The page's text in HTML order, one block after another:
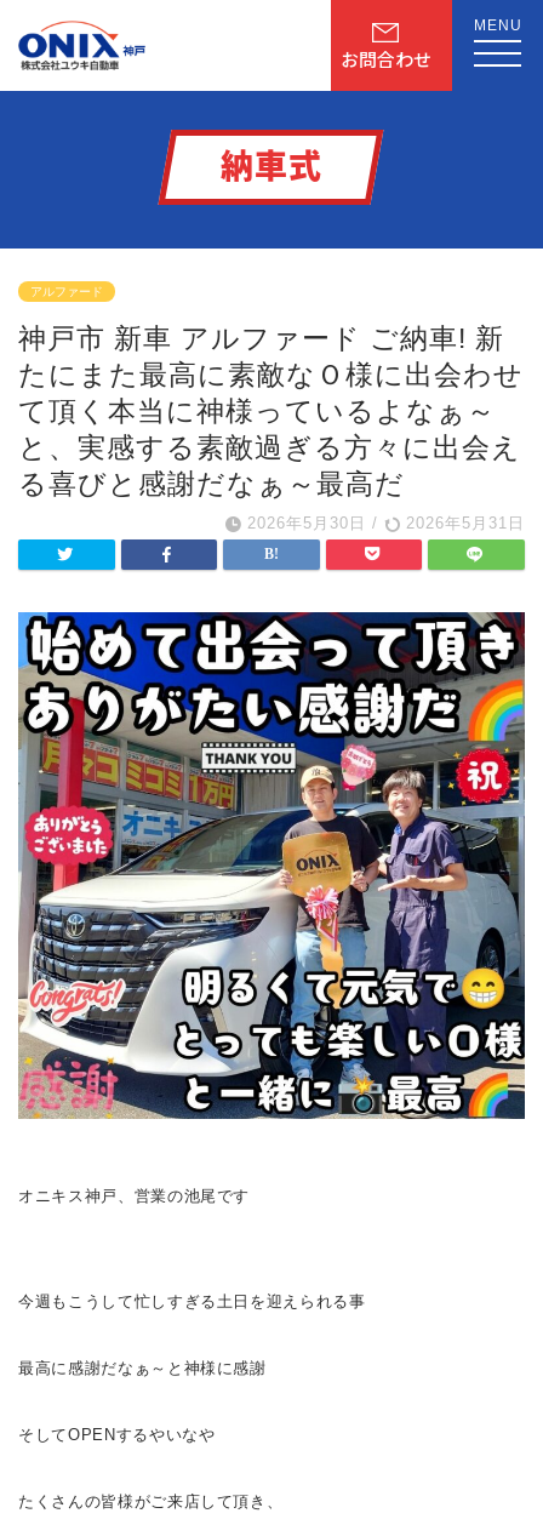
お問合わせ
MENU
納車式
アルファード
神戸市 新車 アルファード ご納車! 新
たにまた最高に素敵なＯ様に出会わせ
て頂く 本当に神様っているよなぁ～
と、実感する素敵過ぎる方々に出会え
る喜びと感謝だなぁ～ 最高だ
2026年5月30日 / 2026年5月31日
オニキス神戸、営業の池尾です
今週もこうして忙しすぎる土日を迎えられる事
最高に感謝だなぁ～と神様に感謝
そしてOPENするやいなや
たくさんの皆様がご来店して頂き、